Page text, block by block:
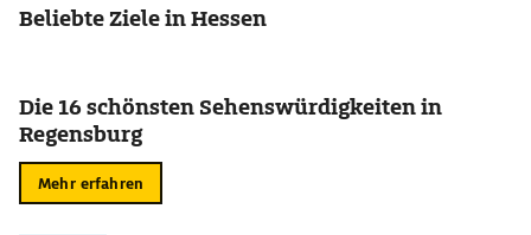
Beliebte Ziele in Hessen
Die 16 schönsten Sehenswürdigkeiten in
Regensburg
Mehr erfahren